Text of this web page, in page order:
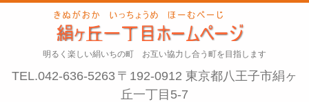
明るく楽しい絹いちの町 お互い協力し合う町を目指します
TEL.042-636-5263 〒192-0912 東京都八王子市絹ヶ
丘一丁目5-7